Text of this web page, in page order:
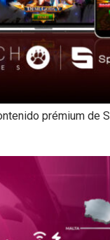
prémium de